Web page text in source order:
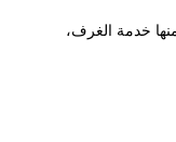
خدمة الغرف،